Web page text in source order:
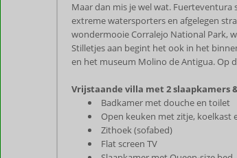
Maar dan mis je wel wat.
extreme watersporters en afgelegen
wondermooie Corralejo National Park,
Stilletjes aan begint het ook in het
en het museum Molino de Antigua. Op
Vrijstaande villa met 2 slaapkamers
Badkamer met douche en toilet
Open keuken met zitje,
Zithoek (sofabed)
Flat screen TV